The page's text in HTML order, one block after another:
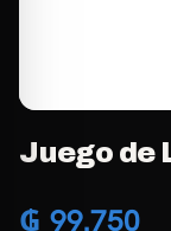
Juego de
₲ 99.750